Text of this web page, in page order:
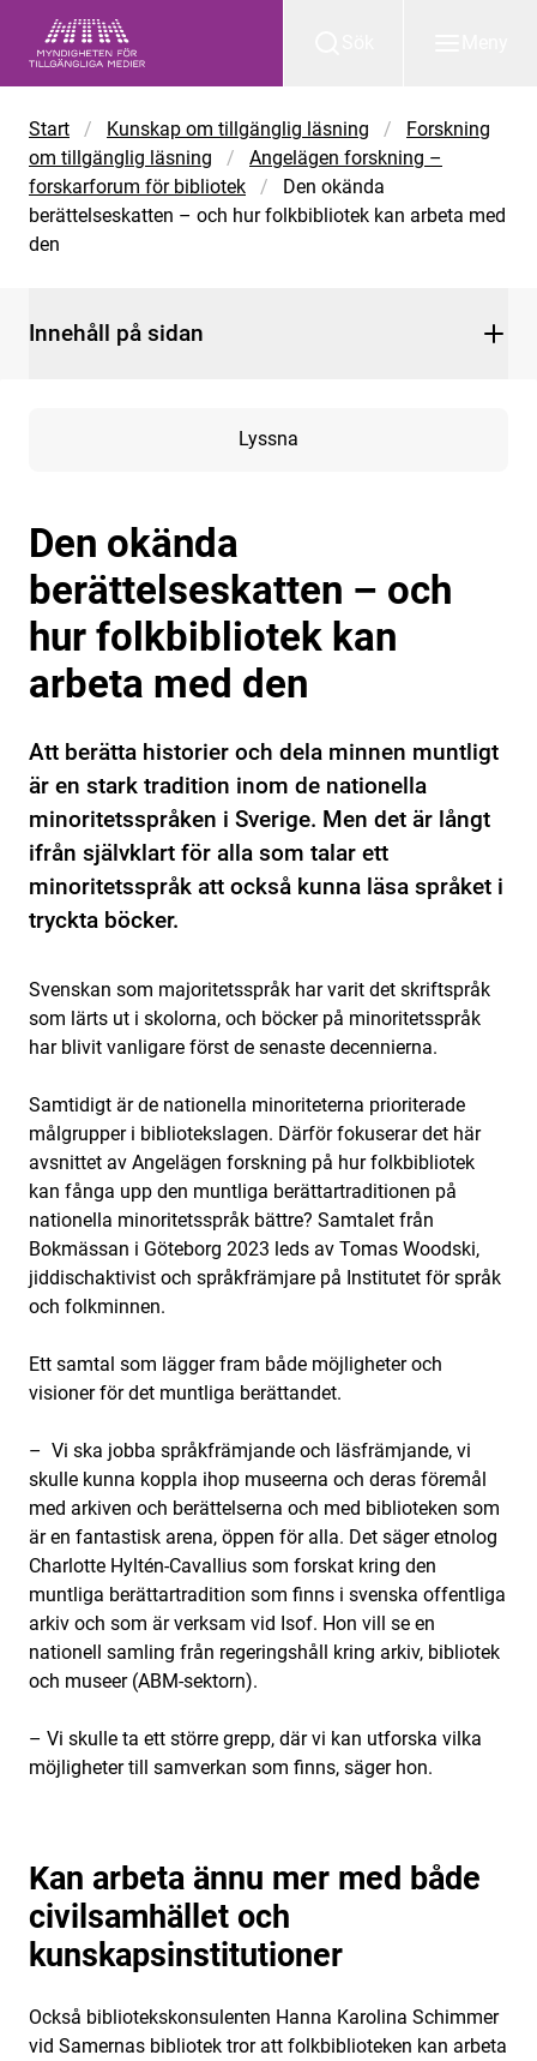
Start / Kunskap om tillgänglig läsning /
Forskning
om tillgänglig läsning
/
Angelägen forskning –
forskarforum för bibliotek
/
Den okända
berättelseskatten – och hur folkbibliotek kan arbeta med
den
Lyssna
Den okända
berättelseskatten – och
hur folkbibliotek kan
arbeta med den
Att berätta historier och dela minnen muntligt
är en stark tradition inom de nationella
minoritetsspråken i Sverige. Men det är långt
ifrån självklart för alla som talar ett
minoritetsspråk att också kunna läsa språket i
tryckta böcker.
Svenskan som majoritetsspråk har varit det skriftspråk
som lärts ut i skolorna, och böcker på minoritetsspråk
har blivit vanligare först de senaste decennierna.
Samtidigt är de nationella minoriteterna prioriterade
målgrupper i bibliotekslagen. Därför fokuserar det här
avsnittet av Angelägen forskning på hur folkbibliotek
kan fånga upp den muntliga berättartraditionen på
nationella minoritetsspråk bättre? Samtalet från
Bokmässan i Göteborg 2023 leds av Tomas Woodski,
jiddischaktivist och språkfrämjare på Institutet för språk
och folkminnen.
Ett samtal som lägger fram både möjligheter och
visioner för det muntliga berättandet.
– Vi ska jobba språkfrämjande och läsfrämjande, vi
skulle kunna koppla ihop museerna och deras föremål
med arkiven och berättelserna och med biblioteken som
är en fantastisk arena, öppen för alla. Det säger etnolog
Charlotte Hyltén-Cavallius som forskat kring den
muntliga berättartradition som finns i svenska offentliga
arkiv och som är verksam vid Isof. Hon vill se en
nationell samling från regeringshåll kring arkiv, bibliotek
och museer (ABM-sektorn).
– Vi skulle ta ett större grepp, där vi kan utforska vilka
möjligheter till samverkan som finns, säger hon.
Kan arbeta ännu mer med både
civilsamhället och
kunskapsinstitutioner
Också bibliotekskonsulenten Hanna Karolina Schimmer
vid Samernas bibliotek tror att folkbiblioteken kan arbeta
Innehåll på sidan